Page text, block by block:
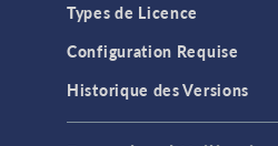
Types de Licence
Configuration Requise
Historique des Versions